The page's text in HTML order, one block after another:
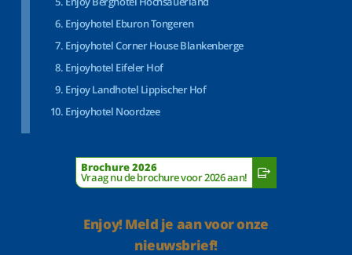
Enjoyhotel Eburon Tongeren
Enjoyhotel Corner House Blankenberge
Enjoyhotel Eifeler Hof
Enjoy Landhotel Lippischer Hof
Enjoyhotel Noordzee
Brochure 2026
Vraag nu de brochure voor 2026 aan!
Enjoy! Meld je aan voor onze
nieuwsbrief!